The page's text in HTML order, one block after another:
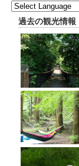
過去の観光情報